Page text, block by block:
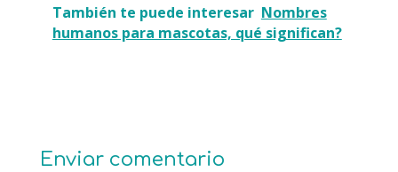
También te puede interesar Nombres
humanos para mascotas, qué significan?
Enviar comentario